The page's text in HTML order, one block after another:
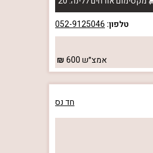
טלפון: 052-9125046
אמצ״ש600
חד נס